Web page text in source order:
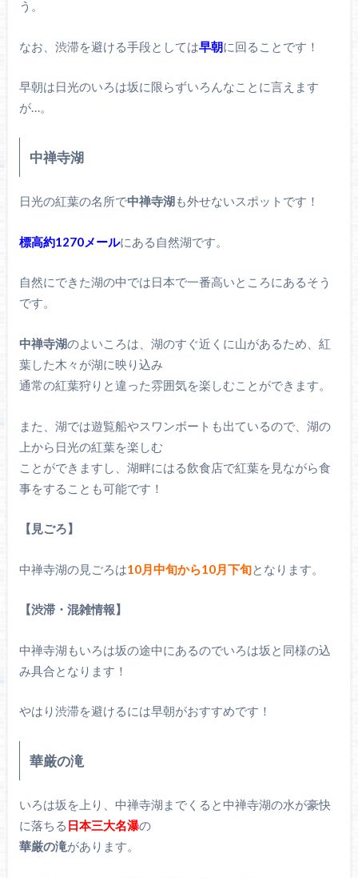
う。
なお、渋滞を避ける手段としては早朝に回ることです！
早朝は日光のいろは坂に限らずいろんなことに言えます
が…。
中禅寺湖
日光の紅葉の名所で中禅寺湖 も外せないスポットです！
標高約1270メールにある自然湖です。
自然にできた湖の中では日本で一番高いところにあるそう
です。
中禅寺湖のよいころは、湖のすぐ近くに山があるため、紅
葉した木々が湖に映り込み
通常の紅葉狩りと違った雰囲気を楽しむことができます。
また、湖では遊覧船やスワンボートも出ているので、湖の
上から日光の紅葉を楽しむ
ことができますし、湖畔にはる飲食店で紅葉を見ながら食
事をすることも可能です！
【見ごろ】
中禅寺湖の見ごろは10月中旬から10月下旬となります。
【渋滞・混雑情報】
中禅寺湖もいろは坂の途中にあるのでいろは坂と同様の込
み具合となります！
やはり渋滞を避けるには早朝がおすすめです！
華厳の滝
いろは坂を上り、中禅寺湖までくると中禅寺湖の水が豪快
に落ちる 日本三大名瀑の
華厳の滝があります。